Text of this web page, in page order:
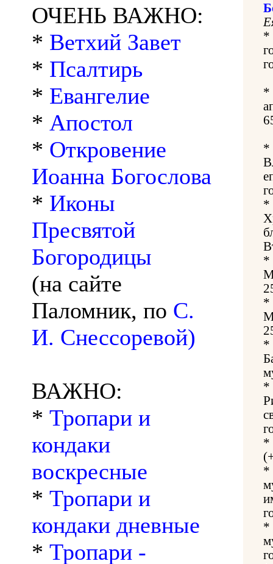
ОЧЕНЬ ВАЖНО:
* Ветхий Завет
* Псалтирь
* Евангелие
* Апостол
* Откровение
Иоанна Богослова
* Иконы
Пресвятой
Богородицы
(на сайте
Паломник, по С.
И. Снессоревой)
ВАЖНО:
* Тропари и
кондаки
воскресные
* Тропари и
кондаки дневные
* Тропари -
*
*
*
*
*
*
*
*
*
*
*